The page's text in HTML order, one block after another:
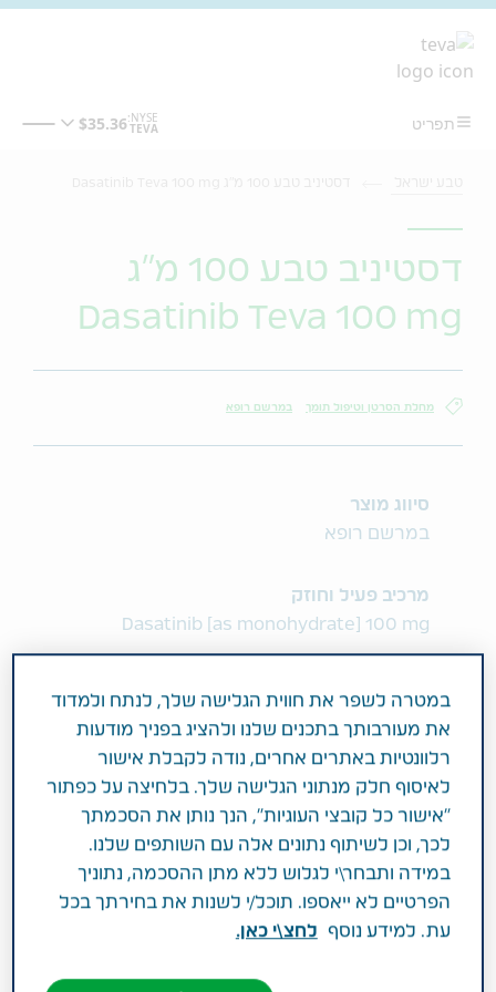
דסטיניב טבע 100 מ"ג
Dasatinib Teva 100 mg
מחלת הסרטן וטיפול תומך במרשם רופא
סיווג מוצר
במרשם רופא
מרכיב פעיל וחוזק
Dasatinib [as monohydrate] 100 mg
פעילות רפואית
דסטיניב טבע הינה תרופה המיועדת לטיפול
במבוגרים: - חולים חדשים הסובלים מלויקמיה
מיאלואידית כרונית (CML) בעלי כרומוזום פילדלפיה
חיובי, בשלב הכרוני. - חולי לויקמיה מיאלואידית
כרונית (CML )בשלב כרוני, מואץ או בלסטי לבעלי
במטרה לשפר את חווית הגלישה שלך, לנתח ולמדוד
את מעורבותך בתכנים שלנו ולהציג בפניך מודעות
רלוונטיות באתרים אחרים, נודה לקבלת אישור
לאיסוף חלק מנתוני הגלישה שלך. בלחיצה על כפתור
"אישור כל קובצי העוגיות", הנך נותן את הסכמתך
לכך, וכן לשיתוף נתונים אלה עם השותפים שלנו.
במידה ותבחר\י לגלוש ללא מתן ההסכמה, נתוניך
הפרטיים לא ייאספו. תוכל/י לשנות את בחירתך בכל
עת. למידע נוסף
לחצ\י כאן.